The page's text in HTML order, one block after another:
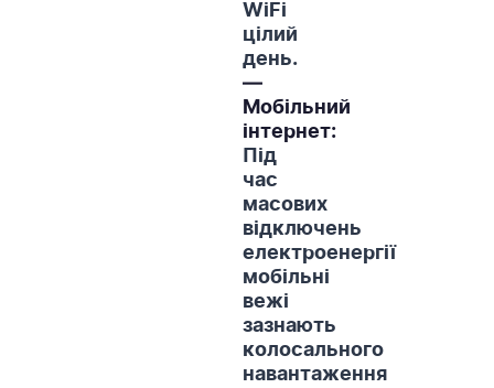
WiFi
цілий
день.
—
Мобільний
інтернет:
Під
час
масових
відключень
електроенергії
мобільні
вежі
зазнають
колосального
навантаження